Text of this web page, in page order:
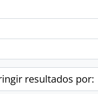
resultados por: